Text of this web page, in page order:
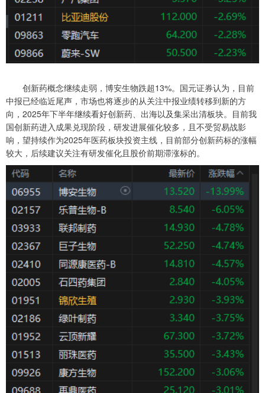
创新药概念继续走弱，博安生物跌超13%。国元证券认为，目前
中报已经临近尾声，市场也将逐步的从关注中报业绩转移到新的方
向，2025年下半年继续看好创新药、出海以及集采出清板块。目前我
国创新药进入成果兑现阶段，研发进展催化较多，且不受贸易战影
响，望持续作为2025年医药板块投资主线，目前部分创新药标的涨幅
较大，后续建议关注有研发催化且股价前期滞涨标的。